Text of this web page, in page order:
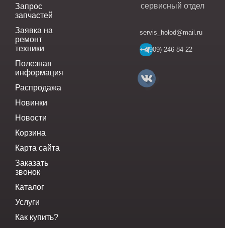
Запрос
запчастей
Заявка на
ремонт
техники
Полезная
информация
Распродажа
Новинки
Новости
Корзина
Карта сайта
Заказать
звонок
Каталог
Услуги
Как купить?
сервисный отдел
servis_holod@mail.ru
+7(909)-246-84-22